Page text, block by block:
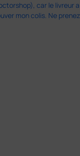
car le livreur
mon colis. Ne